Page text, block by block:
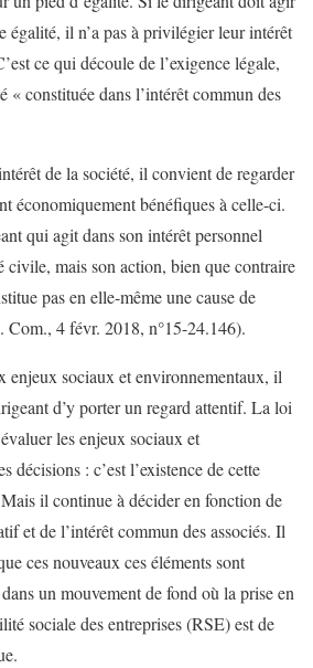
égalité, il n’a pas à privilégier leur intérêt
ce qui découle de l’exigence légale,
« constituée dans l’intérêt commun des
de la société, il convient de regarder
économiquement bénéfiques à celle-ci.
qui agit dans son intérêt personnel
civile, mais son action, bien que contraire
pas en elle-même une cause de
Com., 4 févr. 2018, n°15-24.146).
enjeux sociaux et environnementaux, il
d’y porter un regard attentif. La loi
les enjeux sociaux et
décisions : c’est l’existence de cette
il continue à décider en fonction de
et de l’intérêt commun des associés. Il
ces nouveaux ces éléments sont
un mouvement de fond où la prise en
sociale des entreprises (RSE) est de